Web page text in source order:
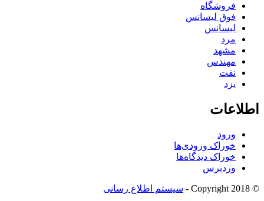
فروشگاه
فوق لیسانس
لیسانس
مرد
مشهد
مهندس
نفت
یزد
اطلاعات
ورود
خوراک ورودی‌ها
خوراک دیدگاه‌ها
وردپرس
© Copyright 2018 - سیستم اطلاع رسانی